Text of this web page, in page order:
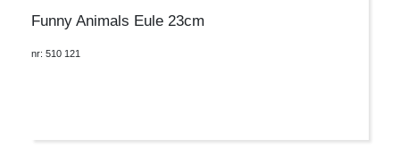
Funny Animals Eule 23cm
nr: 510 121